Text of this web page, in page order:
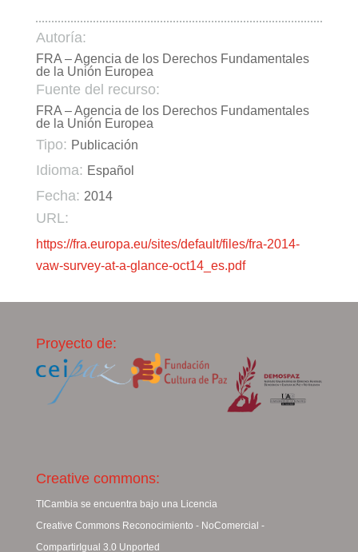
Autoría:
FRA – Agencia de los Derechos Fundamentales
de la Unión Europea
Fuente del recurso:
FRA – Agencia de los Derechos Fundamentales
de la Unión Europea
Tipo: Publicación
Idioma: Español
Fecha: 2014
URL:
https://fra.europa.eu/sites/default/files/fra-2014-
vaw-survey-at-a-glance-oct14_es.pdf
Proyecto de:
Creative commons:
TICambia se encuentra bajo una Licencia
Creative Commons Reconocimiento - NoComercial -
CompartirIgual 3.0 Unported